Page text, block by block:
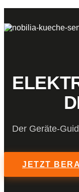
Der Geräte-
JETZT